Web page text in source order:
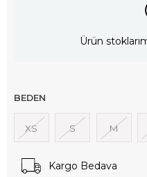
Ürün
BEDEN
XS S M
Kargo Bedava